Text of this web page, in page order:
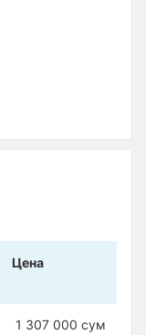
Цена
1 307 000 сум